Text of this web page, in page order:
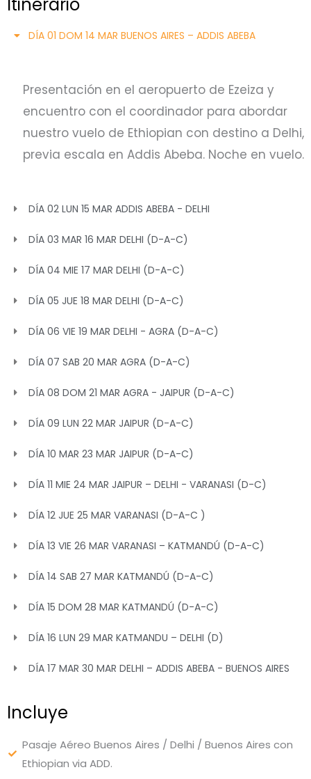
Itinerario
DÍA 01 DOM 14 MAR BUENOS AIRES – ADDIS ABEBA
Presentación en el aeropuerto de Ezeiza y
encuentro con el coordinador para abordar
nuestro vuelo de Ethiopian con destino a Delhi,
previa escala en Addis Abeba. Noche en vuelo.
DÍA 02 LUN 15 MAR ADDIS ABEBA - DELHI
DÍA 03 MAR 16 MAR DELHI (D-A-C)
DÍA 04 MIE 17 MAR DELHI (D-A-C)
DÍA 05 JUE 18 MAR DELHI (D-A-C)
DÍA 06 VIE 19 MAR DELHI - AGRA (D-A-C)
DÍA 07 SAB 20 MAR AGRA (D-A-C)
DÍA 08 DOM 21 MAR AGRA - JAIPUR (D-A-C)
DÍA 09 LUN 22 MAR JAIPUR (D-A-C)
DÍA 10 MAR 23 MAR JAIPUR (D-A-C)
DÍA 11 MIE 24 MAR JAIPUR – DELHI - VARANASI (D-C)
DÍA 12 JUE 25 MAR VARANASI (D-A-C )
DÍA 13 VIE 26 MAR VARANASI – KATMANDÚ (D-A-C)
DÍA 14 SAB 27 MAR KATMANDÚ (D-A-C)
DÍA 15 DOM 28 MAR KATMANDÚ (D-A-C)
DÍA 16 LUN 29 MAR KATMANDU – DELHI (D)
DÍA 17 MAR 30 MAR DELHI – ADDIS ABEBA - BUENOS AIRES
Incluye
Pasaje Aéreo Buenos Aires / Delhi / Buenos Aires con
Ethiopian via ADD.